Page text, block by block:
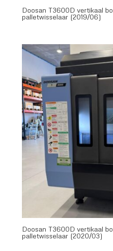
Doosan T3600D vertikaal
palletwisselaar (2019/06)
Doosan T3600D vertikaal
palletwisselaar (2020/03)